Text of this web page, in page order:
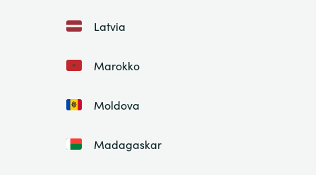
Latvia
Marokko
Moldova
Madagaskar